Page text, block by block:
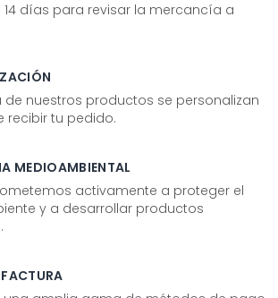
14 días para revisar la mercancía a
de nuestros productos se personalizan
recibir tu pedido.
MEDIOAMBIENTAL
activamente a proteger el
y a desarrollar productos